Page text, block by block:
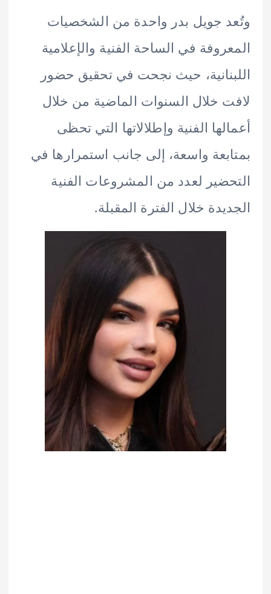
جويل بدر واحدة من الشخصيات
في الساحة الفنية والإعلامية
حيث نجحت في تحقيق حضور
خلال السنوات الماضية من خلال
الفنية وإطلالاتها التي تحظى
واسعة، إلى جانب استمرارها في
لعدد من المشروعات الفنية
خلال الفترة المقبلة.